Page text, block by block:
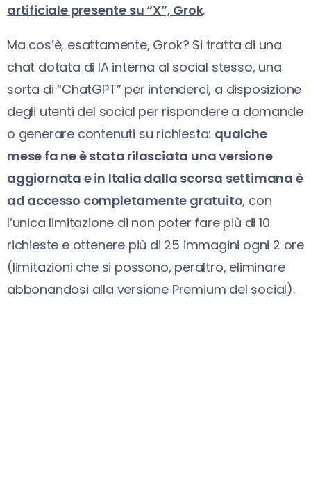
artificiale presente su “X”, Grok.
Ma cos’è, esattamente, Grok? Si tratta di una
chat dotata di IA interna al social stesso, una
sorta di “ChatGPT” per intenderci, a disposizione
degli utenti del social per rispondere a domande
o generare contenuti su richiesta: qualche
mese fa ne è stata rilasciata una versione
aggiornata e in Italia dalla scorsa settimana è
ad accesso completamente gratuito, con
l’unica limitazione di non poter fare più di 10
richieste e ottenere più di 25 immagini ogni 2 ore
(limitazioni che si possono, peraltro, eliminare
abbonandosi alla versione Premium del social).